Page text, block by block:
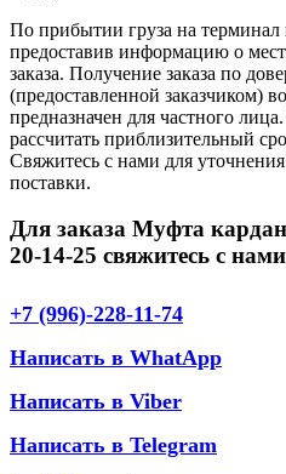
По прибытии груза на терминал
предоставив информацию о
заказа. Получение заказа по
(предоставленной заказчиком)
предназначен для частного
рассчитать приблизительный
Свяжитесь с нами для
поставки.
Для заказа Муфта
20-14-25 свяжитесь с
+7 (996)-228-11-74
Написать в WhatApp
Написать в Viber
Написать в Telegram